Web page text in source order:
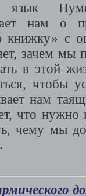
язык
нам о
книжку» с
зачем мы
в этой
чтобы
нам
что
чему мы